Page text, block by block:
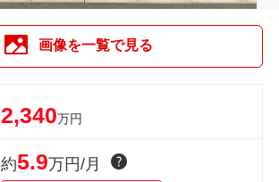
画像を一覧で見る
2,340万円
約5.9万円/月